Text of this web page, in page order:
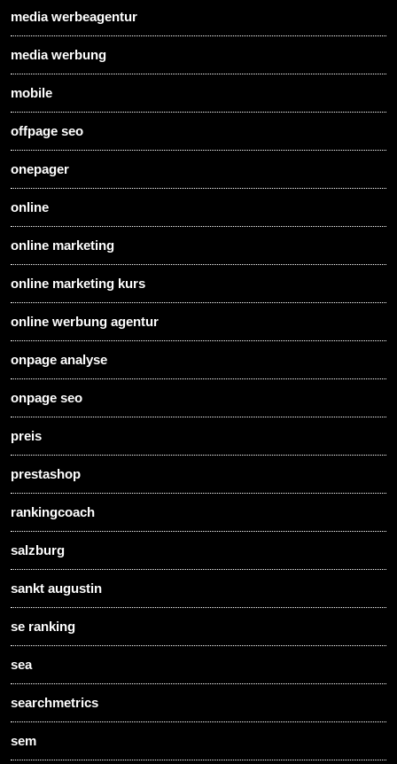
media werbeagentur
media werbung
mobile
offpage seo
onepager
online
online marketing
online marketing kurs
online werbung agentur
onpage analyse
onpage seo
preis
prestashop
rankingcoach
salzburg
sankt augustin
se ranking
sea
searchmetrics
sem